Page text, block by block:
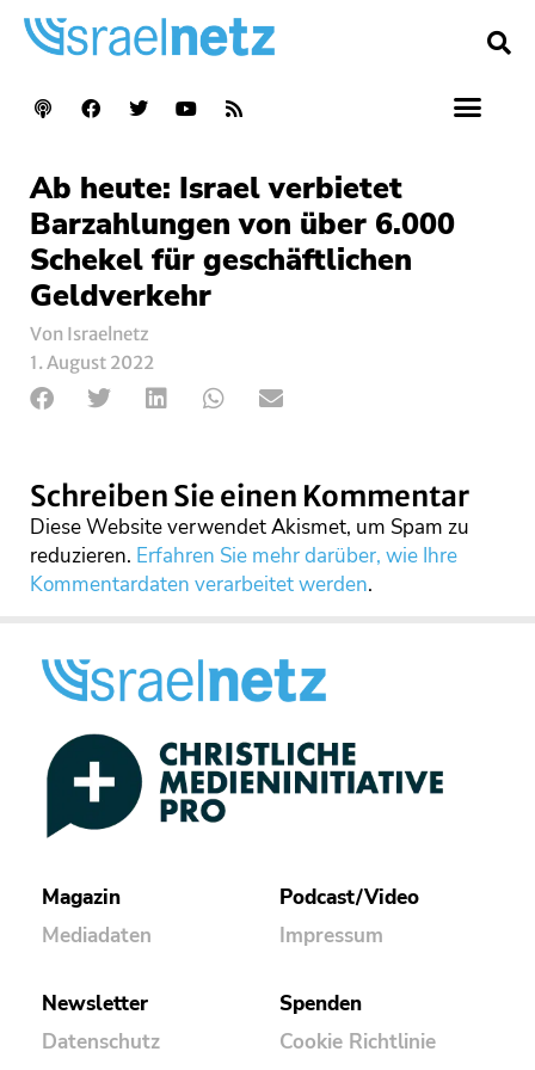
Ab heute: Israel verbietet
Barzahlungen von über 6.000
Schekel für geschäftlichen
Geldverkehr
Von Israelnetz
1. August 2022
Schreiben Sie einen Kommentar
Diese Website verwendet Akismet, um Spam zu
reduzieren. Erfahren Sie mehr darüber, wie Ihre
Kommentardaten verarbeitet werden.
Magazin
Mediadaten
Podcast/Video
Impressum
Newsletter
Datenschutz
Spenden
Cookie Richtlinie